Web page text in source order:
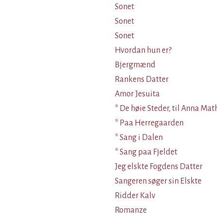
Sonet
Sonet
Sonet
Hvordan hun er?
Bjergmænd
Rankens Datter
Amor Jesuita
* De høie Steder, til Anna
* Paa Herregaarden
* Sang i Dalen
* Sang paa Fjeldet
Jeg elskte Fogdens Datter
Sangeren søger sin Elskte
Ridder Kalv
Romanze